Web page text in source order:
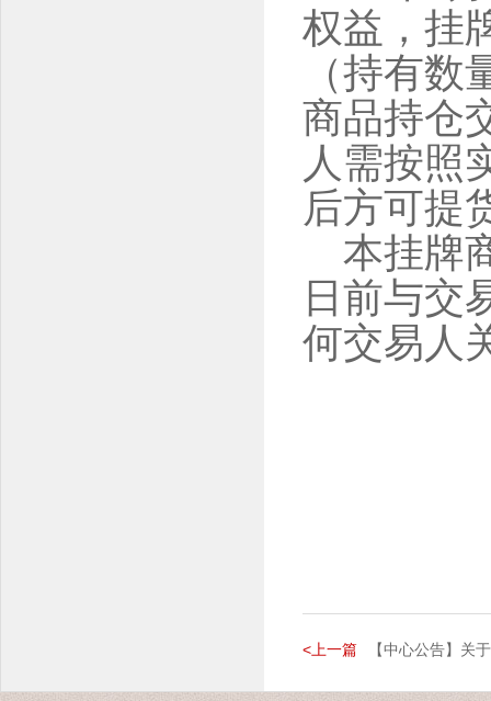
权益，挂
（持有
商品持仓
人需按照
后方可提
本挂牌
日前与交
何交易
<上一篇 【中心公告】关